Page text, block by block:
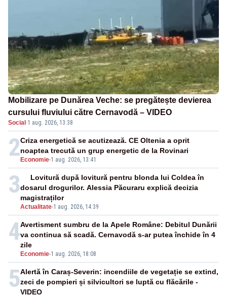
Mobilizare pe Dunărea Veche: se pregătește devierea
cursului fluviului către Cernavodă – VIDEO
Social ·1 aug. 2026, 13:38
2 Economie-1 aug. 2026, 13:41
Criza energetică se acutizează. CE Oltenia a oprit
noaptea trecută un grup energetic de la Rovinari
3
Actualitate-1 aug. 2026, 14:39
Lovitură după lovitură pentru blonda lui Coldea în
dosarul drogurilor. Alessia Păcuraru explică decizia
magistraților
4
Economie-1 aug. 2026, 18:08
Avertisment sumbru de la Apele Române: Debitul Dunării
va continua să scadă. Cernavodă s-ar putea închide în 4
zile
5Alertă în Caraș-Severin: incendiile de vegetație se extind,
zeci de pompieri și silvicultori se luptă cu flăcările -
VIDEO